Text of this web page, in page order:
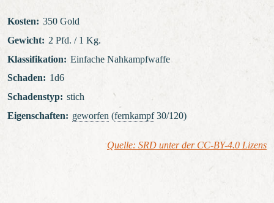
Kosten: 350 Gold
Gewicht: 2 Pfd. / 1 Kg.
Klassifikation: Einfache Nahkampfwaffe
Schaden: 1d6
Schadenstyp: stich
Eigenschaften: geworfen(fernkampf30/120)
Quelle: SRD unter der CC-BY-4.0 Lizens